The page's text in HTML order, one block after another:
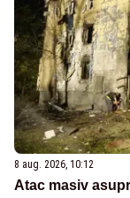
8 aug. 2026, 10:12
Atac masiv